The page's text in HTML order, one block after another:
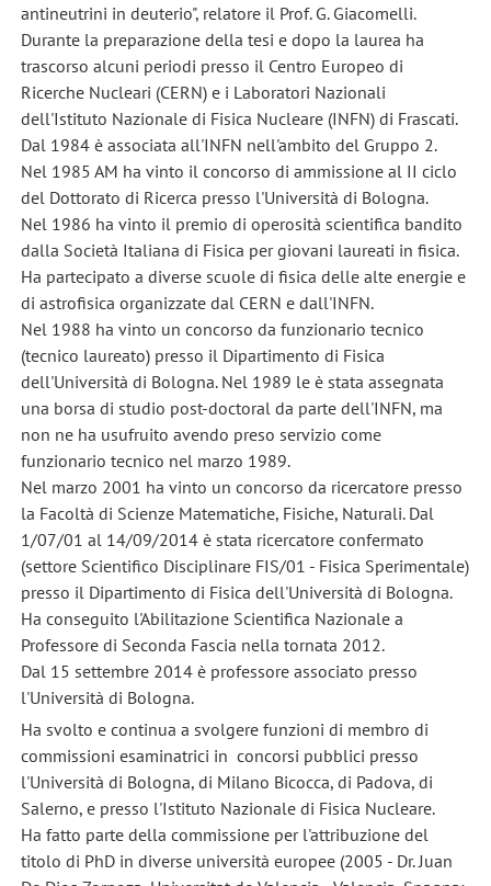
antineutrini in deuterio", relatore il Prof. G. Giacomelli.
Durante la preparazione della tesi e dopo la laurea ha
trascorso alcuni periodi presso il Centro Europeo di
Ricerche Nucleari (CERN) e i Laboratori Nazionali
dell'Istituto Nazionale di Fisica Nucleare (INFN) di Frascati.
Dal 1984 è associata all'INFN nell'ambito del Gruppo 2.
Nel 1985 AM ha vinto il concorso di ammissione al II ciclo
del Dottorato di Ricerca presso l'Università di Bologna.
Nel 1986 ha vinto il premio di operosità scientifica bandito
dalla Società Italiana di Fisica per giovani laureati in fisica.
Ha partecipato a diverse scuole di fisica delle alte energie e
di astrofisica organizzate dal CERN e dall'INFN.
Nel 1988 ha vinto un concorso da funzionario tecnico
(tecnico laureato) presso il Dipartimento di Fisica
dell'Università di Bologna. Nel 1989 le è stata assegnata
una borsa di studio post-doctoral da parte dell'INFN, ma
non ne ha usufruito avendo preso servizio come
funzionario tecnico nel marzo 1989.
Nel marzo 2001 ha vinto un concorso da ricercatore presso
la Facoltà di Scienze Matematiche, Fisiche, Naturali. Dal
1/07/01 al 14/09/2014 è stata ricercatore confermato
(settore Scientifico Disciplinare FIS/01 - Fisica Sperimentale)
presso il Dipartimento di Fisica dell'Università di Bologna.
Ha conseguito l'Abilitazione Scientifica Nazionale a
Professore di Seconda Fascia nella tornata 2012.
Dal 15 settembre 2014 è professore associato presso
l'Università di Bologna.
Ha svolto e continua a svolgere funzioni di membro di
commissioni esaminatrici in concorsi pubblici presso
l'Università di Bologna, di Milano Bicocca, di Padova, di
Salerno, e presso l'Istituto Nazionale di Fisica Nucleare.
Ha fatto parte della commissione per l'attribuzione del
titolo di PhD in diverse università europee (2005 - Dr. Juan